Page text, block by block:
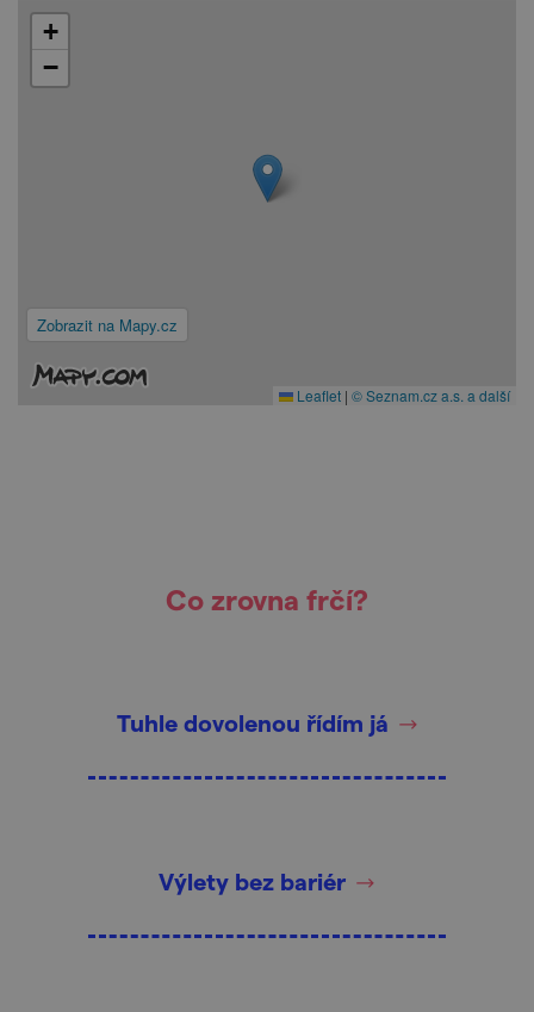
Zobrazit na Mapy.cz
+
−
Leaflet | © Seznam.cz a.s. a další
Co zrovna frčí?
Tuhle dovolenou řídím já
Výlety bez bariér